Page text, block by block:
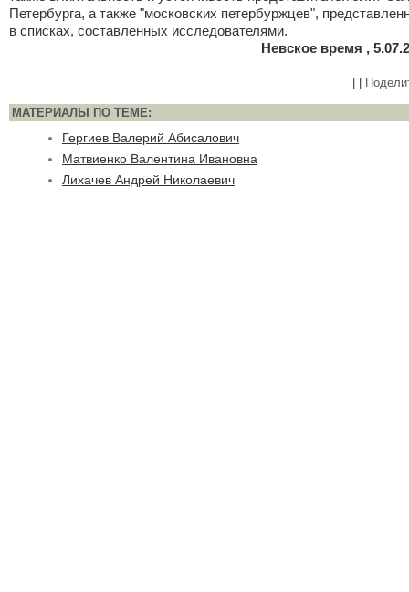
Петербурга, а также "московских петербуржцев",
в списках, составленных исследователями.
Невское время ,
МАТЕРИАЛЫ ПО ТЕМЕ:
Гергиев Валерий Абисалович
Матвиенко Валентина Ивановна
Лихачев Андрей Николаевич